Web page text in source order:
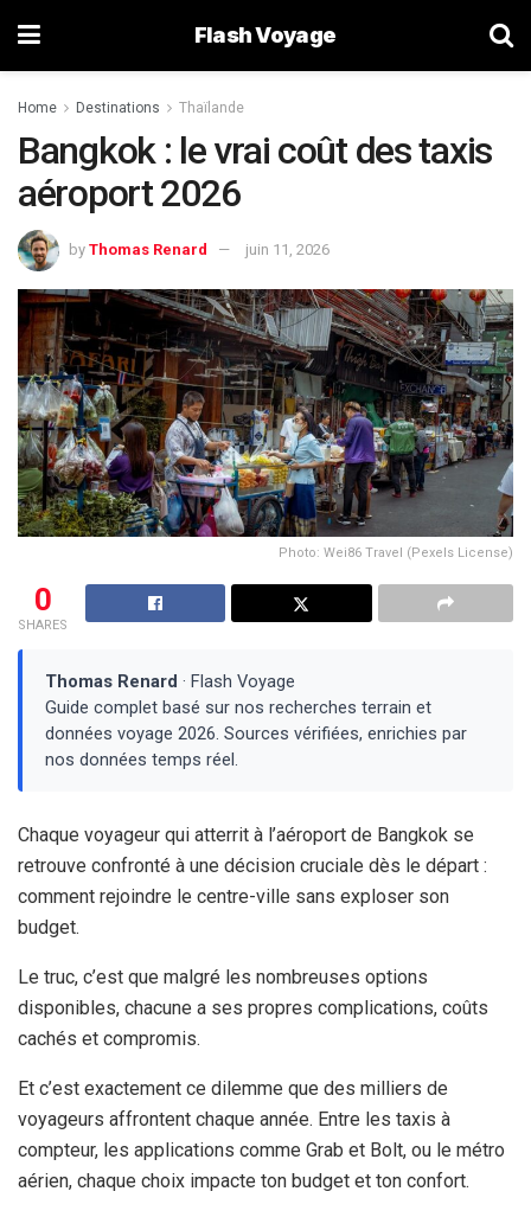
Flash Voyage
Home Destinations Thaïlande
Bangkok : le vrai coût des taxis
aéroport 2026
by Thomas Renard juin 11, 2026
Photo: Wei86 Travel (Pexels License)
0
SHARES
Thomas Renard · Flash Voyage
Guide complet basé sur nos recherches terrain et
données voyage 2026. Sources vérifiées, enrichies par
nos données temps réel.
Chaque voyageur qui atterrit à l’aéroport de Bangkok se
retrouve confronté à une décision cruciale dès le départ :
comment rejoindre le centre-ville sans exploser son
budget.
Le truc, c’est que malgré les nombreuses options
disponibles, chacune a ses propres complications, coûts
cachés et compromis.
Et c’est exactement ce dilemme que des milliers de
voyageurs affrontent chaque année. Entre les taxis à
compteur, les applications comme Grab et Bolt, ou le métro
aérien, chaque choix impacte ton budget et ton confort.